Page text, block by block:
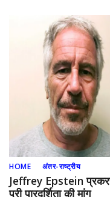
HOME अंतर-राष्ट्रीय
Jeffrey Epstein
पूरी पारदर्शिता की मांग